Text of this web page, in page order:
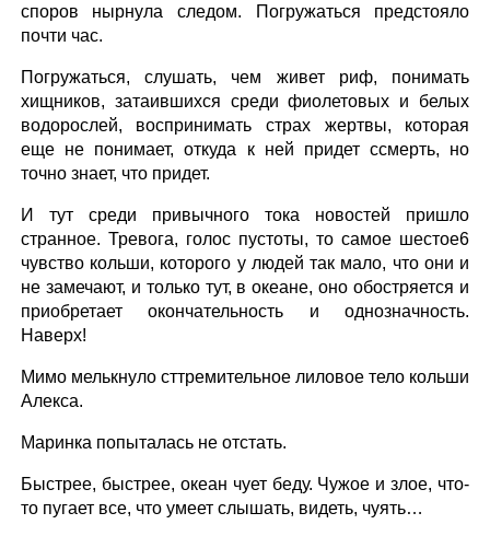
споров нырнула следом. Погружаться предстояло
почти час.
Погружаться, слушать, чем живет риф, понимать
хищников, затаившихся среди фиолетовых и белых
водорослей, воспринимать страх жертвы, которая
еще не понимает, откуда к ней придет ссмерть, но
точно знает, что придет.
И тут среди привычного тока новостей пришло
странное. Тревога, голос пустоты, то самое шестое6
чувство кольши, которого у людей так мало, что они и
не замечают, и только тут, в океане, оно обостряется и
приобретает окончательность и однозначность.
Наверх!
Мимо мелькнуло сттремительное лиловое тело кольши
Алекса.
Маринка попыталась не отстать.
Быстрее, быстрее, океан чует беду. Чужое и злое, что-
то пугает все, что умеет слышать, видеть, чуять…